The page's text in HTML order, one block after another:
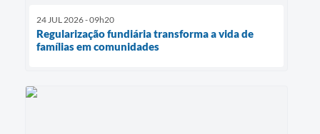
24 JUL 2026 - 09h20
Regularização fundiária transforma a vida de
famílias em comunidades